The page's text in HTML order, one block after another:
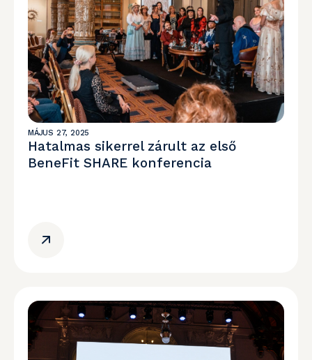
MÁJUS 27, 2025
Hatalmas sikerrel zárult az első
BeneFit SHARE konferencia